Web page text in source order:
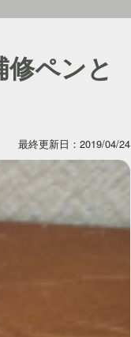
ペンと
最終更新日：2019/04/24